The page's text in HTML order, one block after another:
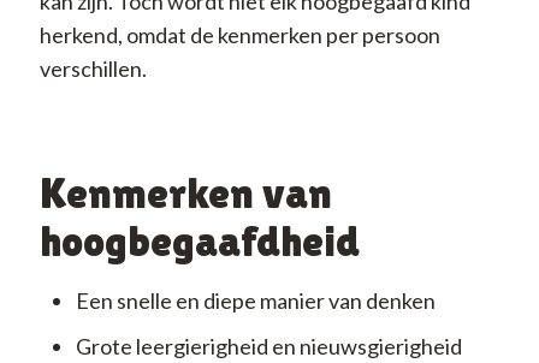
herkend, omdat de kenmerken per persoon
verschillen.
Kenmerken van
hoogbegaafdheid
Een snelle en diepe manier van denken
Grote leergierigheid en nieuwsgierigheid